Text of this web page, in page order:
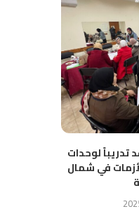
لوحدات
في شمال